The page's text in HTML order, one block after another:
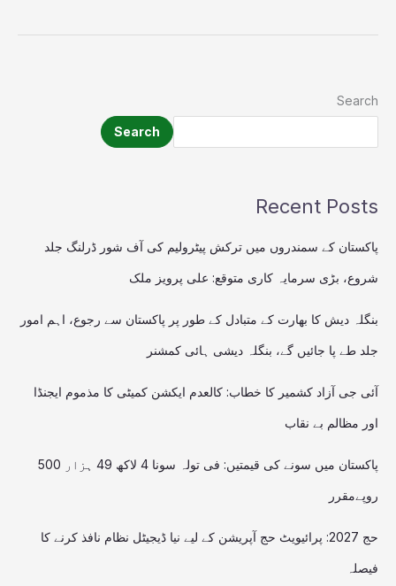
Search
Search
Recent Posts
پاکستان کے سمندروں میں ترکش پیٹرولیم کی آف شور ڈرلنگ جلد
شروع، بڑی سرمایہ کاری متوقع: علی پرویز ملک
بنگلہ دیش کا بھارت کے متبادل کے طور پر پاکستان سے رجوع، اہم امور
جلد طے پا جائیں گے، بنگلہ دیشی ہائی کمشنر
آئی جی آزاد کشمیر کا خطاب: کالعدم ایکشن کمیٹی کا مذموم ایجنڈا
اور مظالم بے نقاب
پاکستان میں سونے کی قیمتیں: فی تولہ سونا 4 لاکھ 49 ہزار 500
روپےمقرر
حج 2027: پرائیویٹ حج آپریشن کے لیے نیا ڈیجیٹل نظام نافذ کرنے کا
فیصلہ